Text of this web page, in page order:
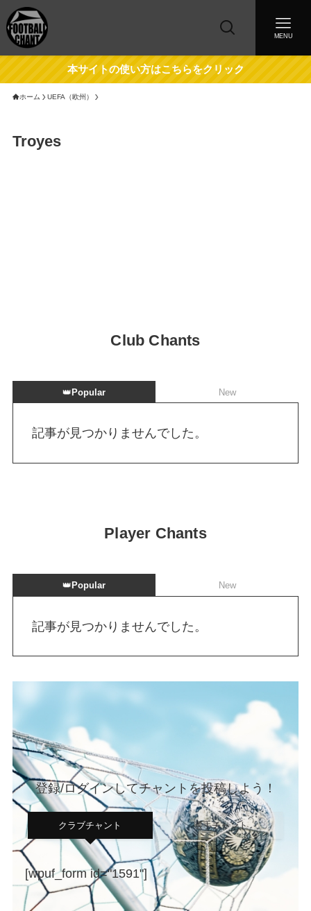
MENU
本サイトの使い方はこちらをクリック
ホーム UEFA（欧州）
Troyes
Club Chants
👑Popular New
記事が見つかりませんでした。
Player Chants
👑 Popular New
記事が見つかりませんでした。
登録/ログインしてチャントを投稿しよう！
クラブチャント 選手チャント
[wpuf_form id="1591"]